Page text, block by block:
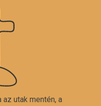
utak mentén, a